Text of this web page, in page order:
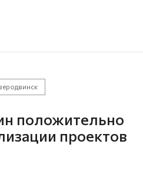
положительно
проектов